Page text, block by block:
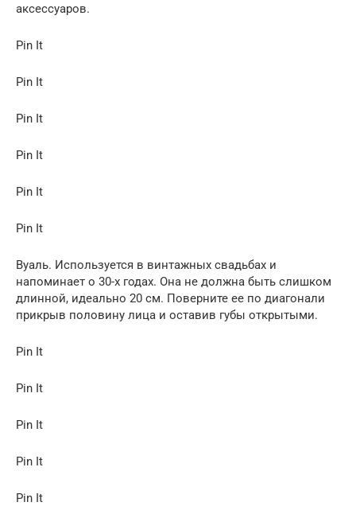
аксессуаров.
Pin It
Pin It
Pin It
Pin It
Pin It
Pin It
Вуаль. Используется в винтажных свадьбах и
напоминает о 30-х годах. Она не должна быть слишком
длинной, идеально 20 см. Поверните ее по диагонали
прикрыв половину лица и оставив губы открытыми.
Pin It
Pin It
Pin It
Pin It
Pin It